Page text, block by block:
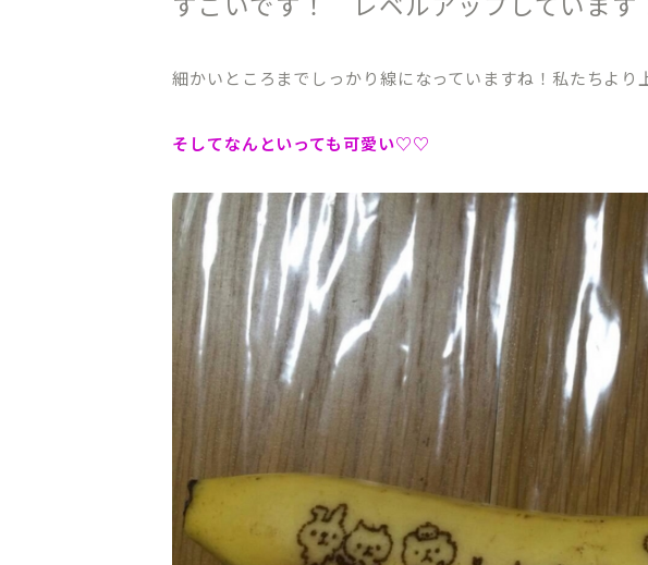
細かいところまでしっかり線になっていますね！私たちより
そしてなんといっても可愛い♡♡
CLINIC CONTENTS
ホーム
コンセプト
ドクター紹介
はじめての方へ
オンライン初診相談
料金表
アクセス・院内紹介
クリニックブログ
プライバシーポリシー
03-5803-1488
［平日］10:00～13:30、15:00～18:30/［土日］9:00～
［休診日］月・金・祝日・隔週日曜
※平日10:00～11:00/土日9:00～10:00は初診相談予約のみとなり